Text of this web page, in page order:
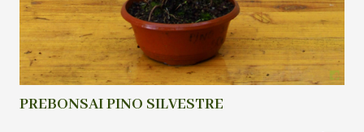
PREBONSAI PINO SILVESTRE